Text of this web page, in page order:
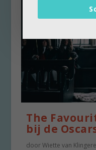
The
bij de
doorWiette van